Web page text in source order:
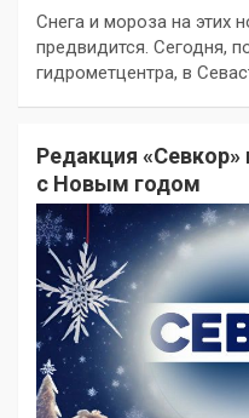
Снега и мороза на этих
предвидится. Сегодня,
гидрометцентра, в
Редакция «Севкор»
с Новым годом